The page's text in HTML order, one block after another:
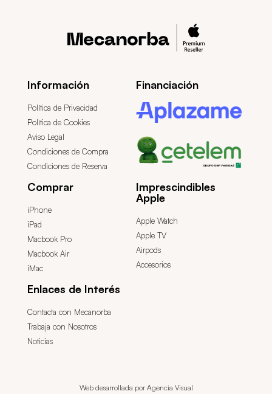
Información
Política de Privacidad
Política de Cookies
Aviso Legal
Condiciones de Compra
Condiciones de Reserva
Financiación
Comprar
iPhone
iPad
Macbook Pro
Macbook Air
iMac
Imprescindibles
Apple
Apple Watch
Apple TV
Airpods
Accesorios
Enlaces de Interés
Contacta con Mecanorba
Trabaja con Nosotros
Noticias
Web desarrollada por Agencia Visual